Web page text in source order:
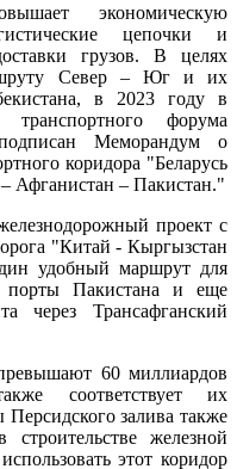
экономическую
цепочки и
грузов. В целях
Север – Юг и их
в 2023 году в
форума
Меморандум о
коридора "Беларусь
– Афганистан – Пакистан."
проект с
"Китай - Кыргызстан
удобный маршрут для
порты Пакистана и еще
через Трансафганский
60 миллиардов
соответствует их
Персидского залива также
железной
этот коридор